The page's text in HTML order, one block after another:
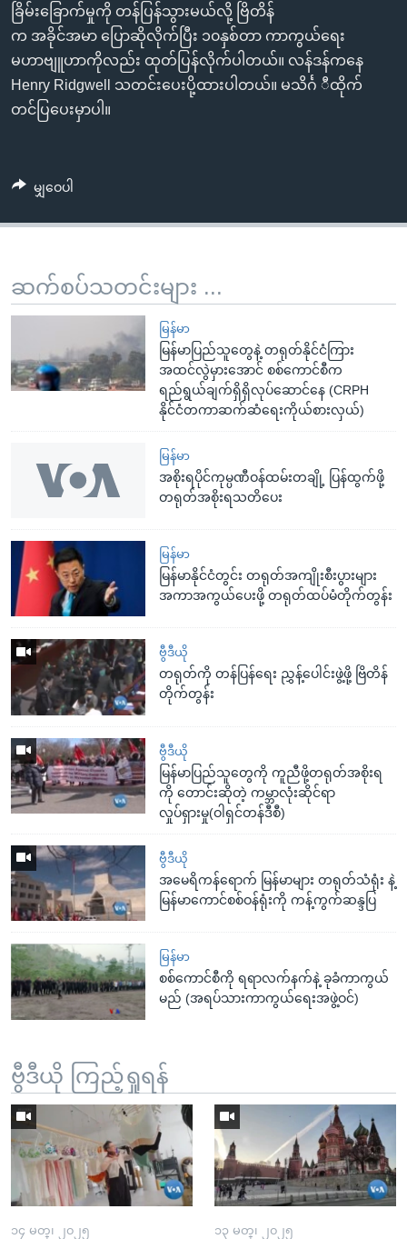
ရန်
ရှာဖွေ
ရန်
နေရာ
သို့
ဘာသာစကားများ
ခြိမ်းခြောက်မှုကို တန်ပြန်သွားမယ်လို့ ဗြိတိန်
က အခိုင်အမာ ပြောဆိုလိုက်ပြီး ၁၀နှစ်တာ ကာကွယ်ရေး
မဟာဗျူဟာကိုလည်း ထုတ်ပြန်လိုက်ပါတယ်။ လန်ဒန်ကနေ
Henry Ridgwell သတင်းပေးပို့ထားပါတယ်။ မသိင်္ဂ ီထိုက်
တင်ပြပေးမှာပါ။
မျှဝေပါ
ဆက်စပ်သတင်းများ ...
မြန်မာ
မြန်မာပြည်သူတွေနဲ့ တရုတ်နိုင်ငံကြား
အထင်လွဲမှားအောင် စစ်ကောင်စီက
ရည်ရွယ်ချက်ရှိရှိလုပ်ဆောင်နေ (CRPH
နိုင်ငံတကာဆက်ဆံရေးကိုယ်စားလှယ်)
မြန်မာ
အစိုးရပိုင်ကုမ္ပဏီဝန်ထမ်းတချို့ ပြန်ထွက်ဖို့
တရုတ်အစိုးရသတိပေး
မြန်မာ
မြန်မာနိုင်ငံတွင်း တရုတ်အကျိုးစီးပွားများ
အကာအကွယ်ပေးဖို့ တရုတ်ထပ်မံတိုက်တွန်း
ဗွီဒီယို
တရုတ်ကို တန်ပြန်ရေး ညွှန့်ပေါင်းဖွဲ့ဖို့ ဗြိတိန်
တိုက်တွန်း
ဗွီဒီယို
မြန်မာပြည်သူတွေကို ကူညီဖို့တရုတ်အစိုးရ
ကို တောင်းဆိုတဲ့ ကမ္ဘာလုံးဆိုင်ရာ
လှုပ်ရှားမှု(ဝါရှင်တန်ဒီစီ)
ဗွီဒီယို
အမေရိကန်ရောက် မြန်မာများ တရုတ်သံရုံး နဲ့
မြန်မာကောင်စစ်ဝန်ရုံးကို ကန့်ကွက်ဆန္ဒပြ
မြန်မာ
စစ်ကောင်စီကို ရရာလက်နက်နဲ့ ခုခံကာကွယ်
မည် (အရပ်သားကာကွယ်ရေးအဖွဲ့ဝင်)
ဗွီဒီယို ကြည့်ရှုရန်
၁၄ မတ္၊ ၂၀၂၅ ၁၃ မတ္၊ ၂၀၂၅